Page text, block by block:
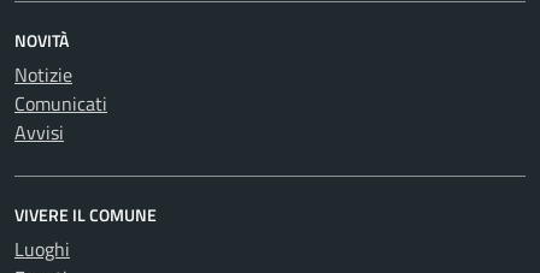
NOVITÀ
Notizie
Comunicati
Avvisi
VIVERE IL COMUNE
Luoghi